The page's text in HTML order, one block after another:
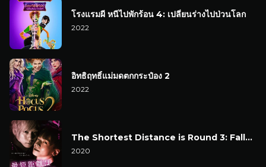
โรงแรมผี หนีไปพักร้อน 4: เปลี่ยนร่างไปป่วนโลก
2022
อิทธิฤทธิ์แม่มดตกกระป๋อง 2
2022
The Shortest Distance is Round 3: Fallen Flowers
2020